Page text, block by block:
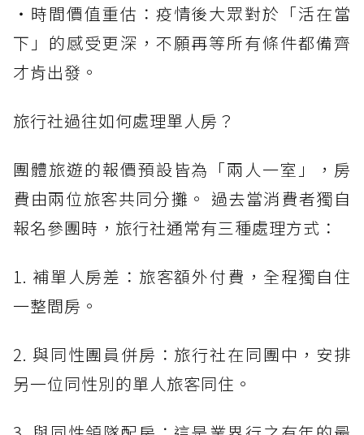
・時間價值重估：疫情後大眾對於「活在當
下」的感受更深，不願再等所有條件都備齊
才肯出發。
旅行社過往如何處理單人房？
團體旅遊的報價預設皆為「兩人一室」，房
費由兩位旅客共同分攤。 過去當消費者獨自
報名參團時，旅行社通常有三種處理方式：
1. 補單人房差：旅客額外付費，全程獨自住
一整間房。
2. 與同性團員併房：旅行社在同團中，安排
另一位同性別的單人旅客同住。